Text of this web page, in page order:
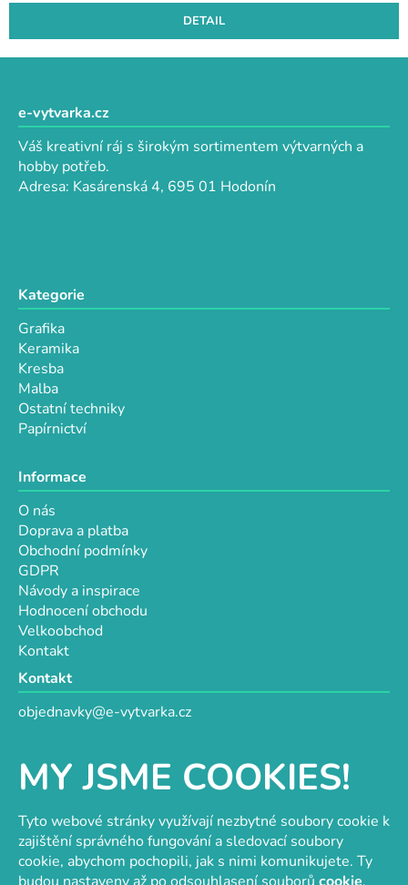
MY JSME COOKIES!
Tyto webové stránky využívají nezbytné soubory cookie k
zajištění správného fungování a sledovací soubory
cookie, abychom pochopili, jak s nimi komunikujete. Ty
DETAIL
e-vytvarka.cz
Váš kreativní ráj s širokým sortimentem výtvarných a
hobby potřeb.
Adresa: Kasárenská 4, 695 01 Hodonín
Kategorie
Grafika
Keramika
Kresba
Malba
Ostatní techniky
Papírnictví
Informace
O nás
Doprava a platba
Obchodní podmínky
GDPR
Návody a inspirace
Hodnocení obchodu
Velkoobchod
Kontakt
Kontakt
objednavky@e-vytvarka.cz
Facebook
Velkoobchod s korálky a komponentyTvořit je radost